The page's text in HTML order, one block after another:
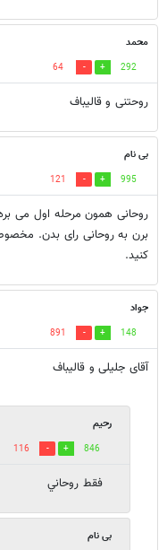
محمد
292
64
روحتنی و قالیباف
بی نام
995
121
برن به روحانی رای بدن.
کنید.
جواد
148
891
آقای جلیلی و قالیباف
رحيم
846
116
فقط روحاني
بی نام